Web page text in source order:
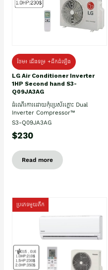
ថែម៖ ជើងទម្រ +ដឹកដំឡើង
LG Air Conditioner Inverter
1HP Second hand S3-
Q09JA3AG
ដំណើរការដោយកុំប្រេស័រភ្លោះ Dual
Inverter Compressor™
S3-Q09JA3AG
$230
Read more
ប្រភេទមួយតឹក